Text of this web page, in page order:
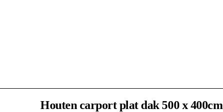
Houten carport plat dak 500 x 400cm